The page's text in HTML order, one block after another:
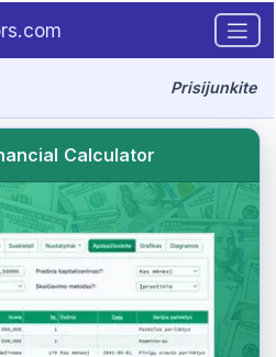
Prisijunkite
Calculator